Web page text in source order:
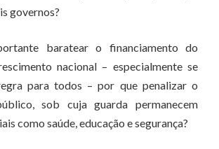
governos?
baratear o financiamento do
nacional – especialmente se
para todos – por que penalizar o
sob cuja guarda permanecem
como saúde, educação e segurança?